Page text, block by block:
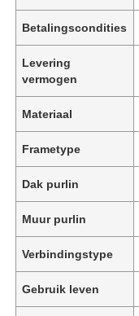
Betalingscondities
Levering
vermogen
Materiaal
Frametype
Dak purlin
Muur purlin
Verbindingstype
Gebruik leven